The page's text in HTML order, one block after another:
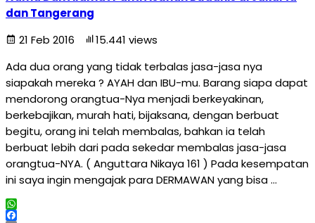
dan Tangerang
21 Feb 2016
15.441 views
Ada dua orang yang tidak terbalas jasa-jasa nya
siapakah mereka ? AYAH dan IBU-mu. Barang siapa dapat
mendorong orangtua-Nya menjadi berkeyakinan,
berkebajikan, murah hati, bijaksana, dengan berbuat
begitu, orang ini telah membalas, bahkan ia telah
berbuat lebih dari pada sekedar membalas jasa-jasa
orangtua-NYA. ( Anguttara Nikaya 161 ) Pada kesempatan
ini saya ingin mengajak para DERMAWAN yang bisa …
WhatsApp